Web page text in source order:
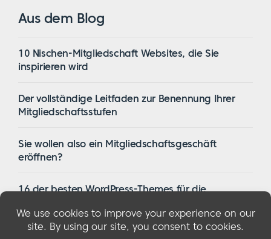
Aus dem Blog
10 Nischen-Mitgliedschaft Websites, die Sie
inspirieren wird
Der vollständige Leitfaden zur Benennung Ihrer
Mitgliedschaftsstufen
Sie wollen also ein Mitgliedschaftsgeschäft
eröffnen?
16 der besten WordPress-Themes für die